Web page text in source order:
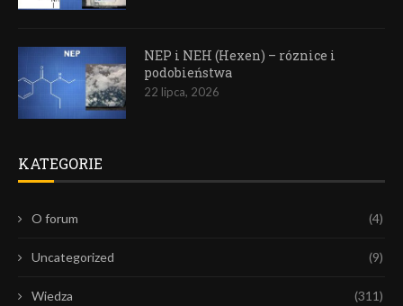
NEP i NEH (Hexen) – róznice i
podobieństwa
22 lipca, 2026
KATEGORIE
O forum (4)
Uncategorized (9)
Wiedza (311)